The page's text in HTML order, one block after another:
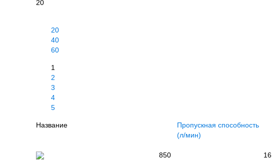
20
20
40
60
1
2
3
4
5
Название
Пропускная способность
(л/мин)
850 16